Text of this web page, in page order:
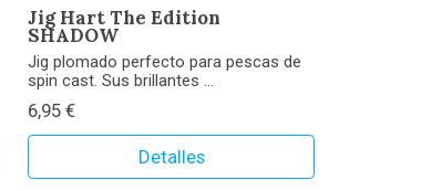
Jig Hart The Edition
SHADOW
Jig plomado perfecto para pescas de
spin cast. Sus brillantes ...
6,95 €
Detalles